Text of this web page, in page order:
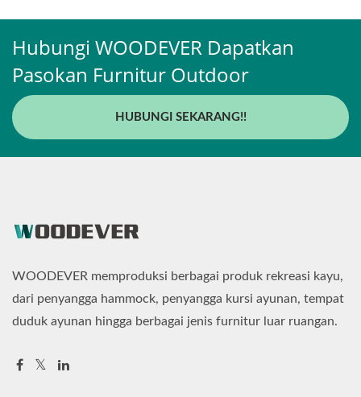
Hubungi WOODEVER Dapatkan
Pasokan Furnitur Outdoor
HUBUNGI SEKARANG!!
WOODEVER memproduksi berbagai produk rekreasi kayu,
dari penyangga hammock, penyangga kursi ayunan, tempat
duduk ayunan hingga berbagai jenis furnitur luar ruangan.